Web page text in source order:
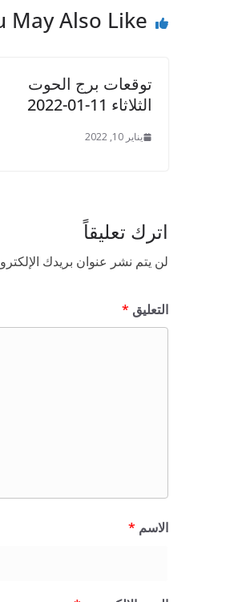
o
g
er
m
May Also Like
توقعات برج الحوت
الثلاثاء 11-01-2022
يناير 10, 2022
اترك تعليقاً
لن يتم نشر عنوان بريدك
التعليق *
الاسم *